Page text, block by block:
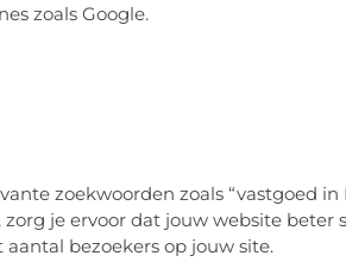
zoals Google.
zoekwoorden zoals “vastgoed in
je ervoor dat jouw website beter
bezoekers op jouw site.